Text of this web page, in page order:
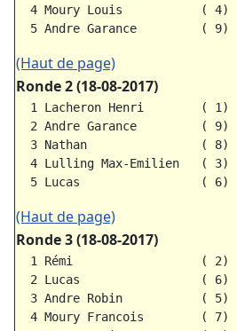
  4 Moury Louis           ( 4)
  5 Andre Garance         ( 9)
(Haut de page)
Ronde 2 (18-08-2017)
  1 Lacheron Henri        ( 1)
  2 Andre Garance         ( 9)
  3 Nathan                ( 8)
  4 Lulling Max-Emilien   ( 3)
  5 Lucas                 ( 6)
(Haut de page)
Ronde 3 (18-08-2017)
  1 Rémi                  ( 2)
  2 Lucas                 ( 6)
  3 Andre Robin           ( 5)
  4 Moury Francois        ( 7)